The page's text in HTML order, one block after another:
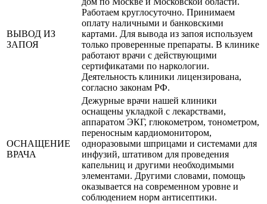
ВЫВОД ИЗ
ЗАПОЯ
Работаем круглосуточно. Принимаем
оплату наличными и банковскими
картами. Для вывода из запоя используем
только проверенные препараты. В клинике
работают врачи с действующими
сертификатами по наркологии.
Деятельность клиники лицензирована,
согласно законам РФ.
ОСНАЩЕНИЕ
ВРАЧА
Дежурные врачи нашей клиники
оснащены укладкой с лекарствами,
аппаратом ЭКГ, глюкометром, тонометром,
переносным кардиомонитором,
одноразовыми шприцами и системами для
инфузий, штативом для проведения
капельниц и другими необходимыми
элементами. Другими словами, помощь
оказывается на современном уровне и
соблюдением норм антисептики.